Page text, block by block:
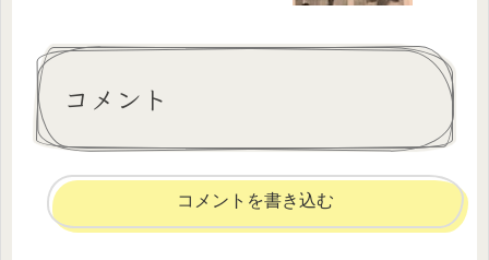
コメント
コメントを書き込む